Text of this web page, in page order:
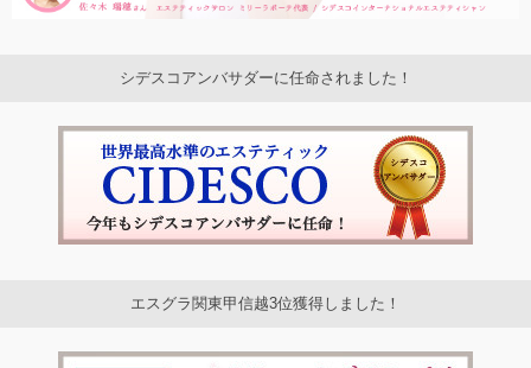
シデスコアンバサダーに任命されました！
エスグラ関東甲信越3位獲得しました！